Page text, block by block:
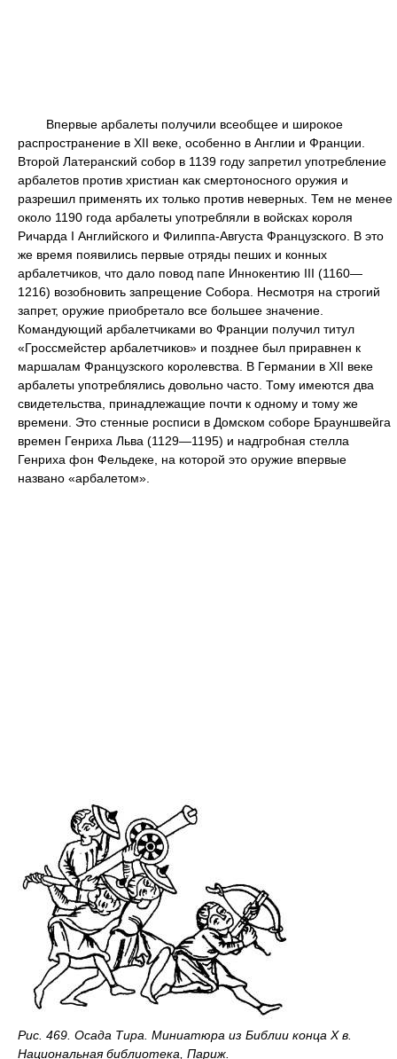
Впервые арбалеты получили всеобщее и широкое
распространение в XII веке, особенно в Англии и Франции.
Второй Латеранский собор в 1139 году запретил употребление
арбалетов против христиан как смертоносного оружия и
разрешил применять их только против неверных. Тем не менее
около 1190 года арбалеты употребляли в войсках короля
Ричарда I Английского и Филиппа-Августа Французского. В это
же время появились первые отряды пеших и конных
арбалетчиков, что дало повод папе Иннокентию III (1160—
1216) возобновить запрещение Собора. Несмотря на строгий
запрет, оружие приобретало все большее значение.
Командующий арбалетчиками во Франции получил титул
«Гроссмейстер арбалетчиков» и позднее был приравнен к
маршалам Французского королевства. В Германии в XII веке
арбалеты употреблялись довольно часто. Тому имеются два
свидетельства, принадлежащие почти к одному и тому же
времени. Это стенные росписи в Домском соборе Брауншвейга
времен Генриха Льва (1129—1195) и надгробная стелла
Генриха фон Фельдеке, на которой это оружие впервые
названо «арбалетом».
Рис. 469. Осада Тира. Миниатюра из Библии конца X в.
Национальная библиотека, Париж.